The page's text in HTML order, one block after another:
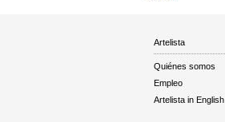
Artelista
Quiénes somos
Empleo
Artelista in English